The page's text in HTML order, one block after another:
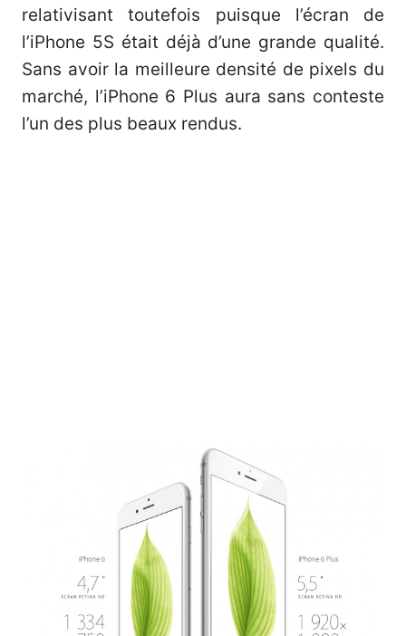
relativisant toutefois puisque l’écran de
l’iPhone 5S était déjà d’une grande qualité.
Sans avoir la meilleure densité de pixels du
marché, l’iPhone 6 Plus aura sans conteste
l’un des plus beaux rendus.